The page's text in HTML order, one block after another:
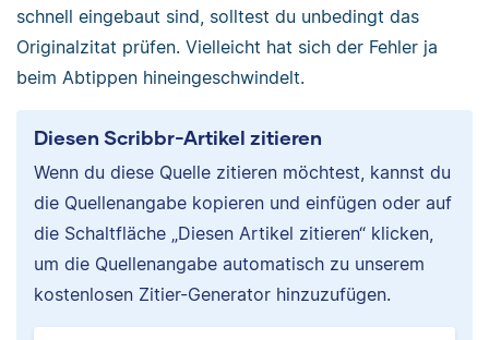
schnell eingebaut sind, solltest du unbedingt das
Originalzitat prüfen. Vielleicht hat sich der Fehler ja
beim Abtippen hineingeschwindelt.
Diesen Scribbr-Artikel zitieren
Wenn du diese Quelle zitieren möchtest, kannst du
die Quellenangabe kopieren und einfügen oder auf
die Schaltfläche „Diesen Artikel zitieren“ klicken,
um die Quellenangabe automatisch zu unserem
kostenlosen Zitier-Generator hinzuzufügen.